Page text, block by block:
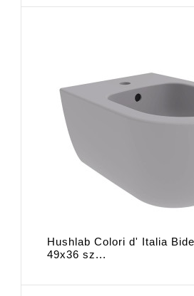
Hushlab Colori d' Italia
49x36 sz...